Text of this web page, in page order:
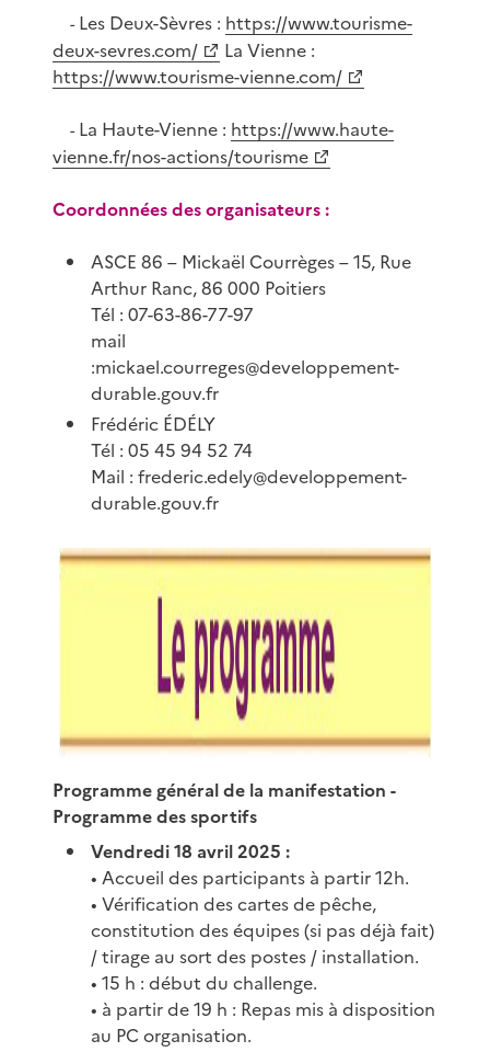
-Les Deux-Sèvres : https://www.tourisme-
deux-sevres.com/
La Vienne :
https://www.tourisme-vienne.com/
-La Haute-Vienne : https://www.haute-
vienne.fr/nos-actions/tourisme
Coordonnées des organisateurs :
ASCE 86 – Mickaël Courrèges – 15, Rue
Arthur Ranc, 86 000 Poitiers
Tél : 07-63-86-77-97
mail
:mickael.courreges@developpement-
durable.gouv.fr
Frédéric ÉDÉLY
Tél : 05 45 94 52 74
Mail : frederic.edely@developpement-
durable.gouv.fr
Programme général de la manifestation -
Programme des sportifs
Vendredi 18 avril 2025 :
• Accueil des participants à partir 12h.
• Vérification des cartes de pêche,
constitution des équipes (si pas déjà fait)
/ tirage au sort des postes / installation.
• 15 h : début du challenge.
• à partir de 19 h : Repas mis à disposition
au PC organisation.